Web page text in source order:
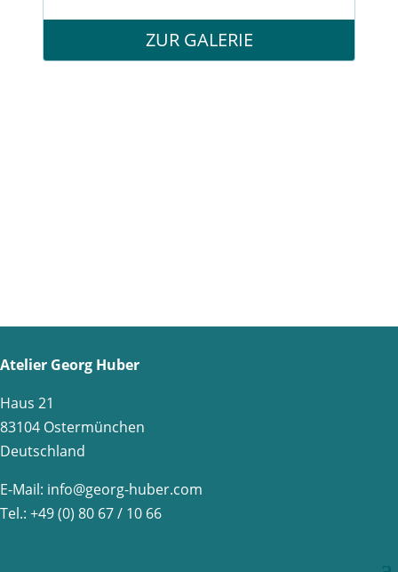
ZUR GALERIE
Atelier Georg Huber
Haus 21
83104 Ostermünchen
Deutschland
E-Mail: info@georg-huber.com
Tel.: +49 (0) 80 67 / 10 66